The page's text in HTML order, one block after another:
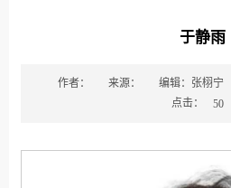
于静雨
作者： 来源： 编辑：张栩宁
点击：
50